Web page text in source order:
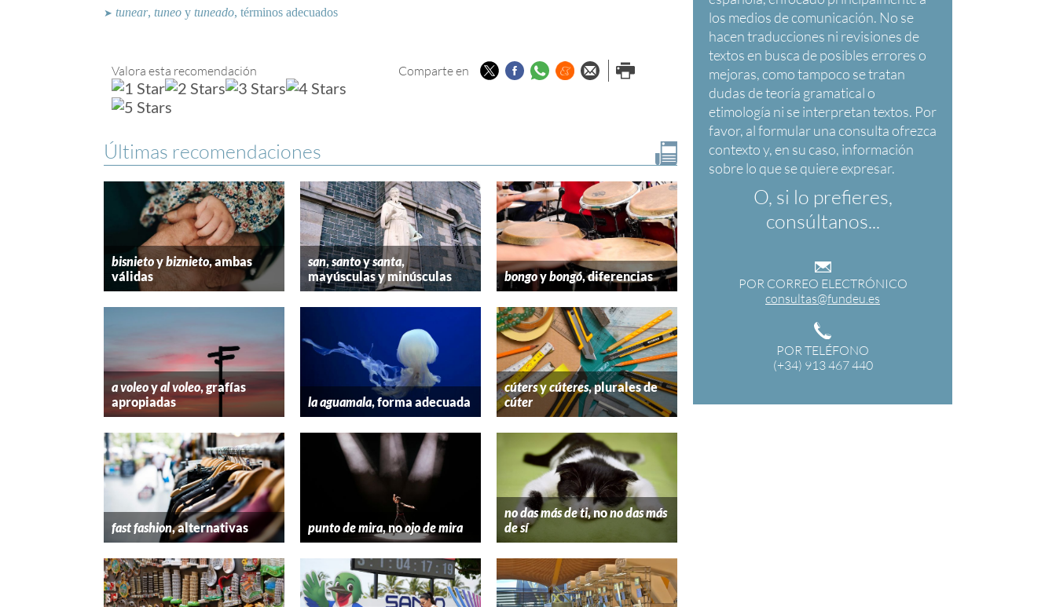
O, si lo prefieres,
consúltanos...
POR CORREO ELECTRÓNICO
consultas@fundeu.es
POR TELÉFONO
(+34) 913 467 440
➤ tunear, tuneo y tuneado, términos adecuados
Valora esta recomendación Comparte en TwitterFacebook
Whatsapp
Menéame
Enviar porImprimir
Últimas recomendaciones
bisnietoybiznieto, ambas
válidas
san,santoysanta,
mayúsculas y minúsculas
bongoybongó, diferencias
a voleoyal voleo, grafías
apropiadas
la aguamala, forma adecuada
cútersycúteres, plurales de
cúter
fast fashion, alternativas punto de mira, noojo de mira
no das más de ti, nono das más
de sí